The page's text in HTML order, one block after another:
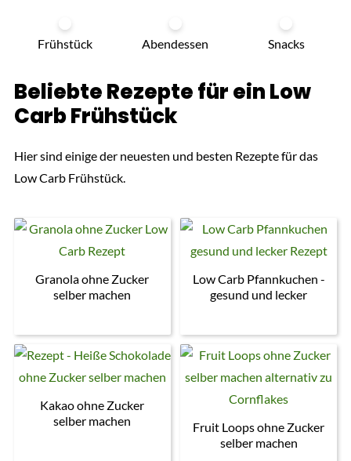
Frühstück Abendessen Snacks
Beliebte Rezepte für ein Low
Carb Frühstück
Hier sind einige der neuesten und besten Rezepte für das
Low Carb Frühstück.
Granola ohne Zucker
selber machen
Low Carb Pfannkuchen -
gesund und lecker
Kakao ohne Zucker
selber machen
Fruit Loops ohne Zucker
selber machen